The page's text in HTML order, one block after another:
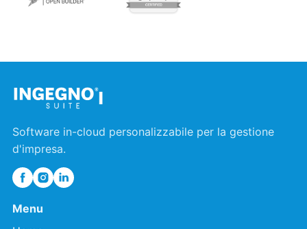
Software in-cloud personalizzabile per la gestione
d'impresa.
Menu